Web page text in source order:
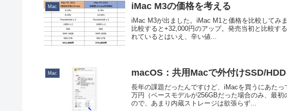
Mac iMac M3の価格を考える
iMac M3が出ました。iMac M1と価格を比較してみ
比較すると+32,000円のアップ。発売当初と比較す
れているとはいえ、辛い値...
Mac macOS：共用Macで外付けSSD/
長年の課題だったんですけど、iMacを買うにあた
万円（ベースモデルが256GBだった場合のみ、最
ので、あまり内蔵ストレージは欲張らず...